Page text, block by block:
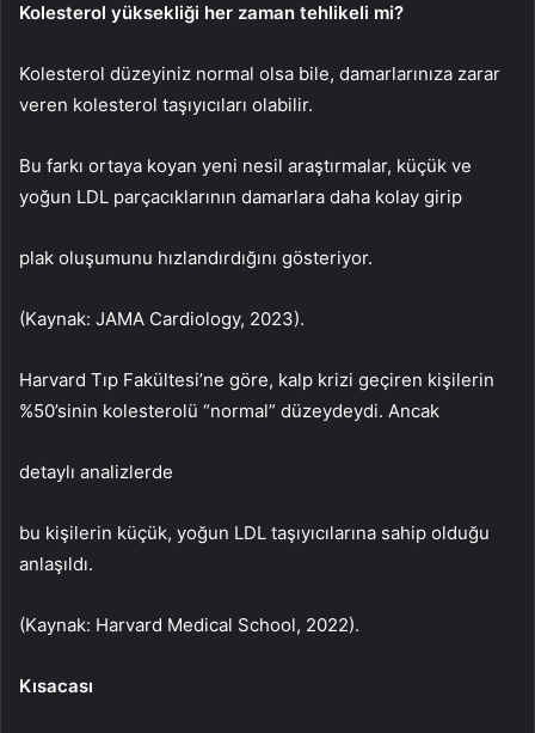
Kolesterol yüksekliği her zaman tehlikeli mi?
Kolesterol düzeyiniz normal olsa bile, damarlarınıza zarar
veren kolesterol taşıyıcıları olabilir.
Bu farkı ortaya koyan yeni nesil araştırmalar, küçük ve
yoğun LDL parçacıklarının damarlara daha kolay girip
plak oluşumunu hızlandırdığını gösteriyor.
(Kaynak: JAMA Cardiology, 2023).
Harvard Tıp Fakültesi’ne göre, kalp krizi geçiren kişilerin
%50’sinin kolesterolü “normal” düzeydeydi. Ancak
detaylı analizlerde
bu kişilerin küçük, yoğun LDL taşıyıcılarına sahip olduğu
anlaşıldı.
(Kaynak: Harvard Medical School, 2022).
Kısacası